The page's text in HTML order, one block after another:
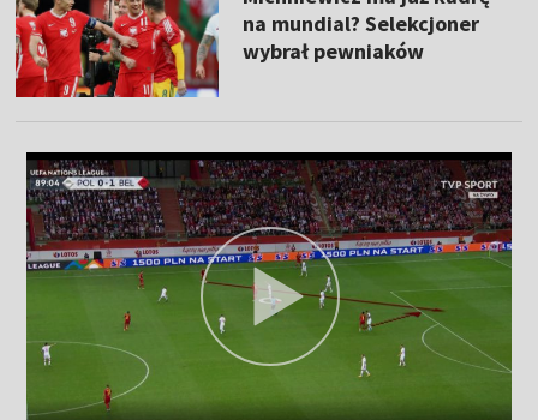
na mundial? Selekcjoner
wybrał pewniaków